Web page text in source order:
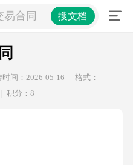
易合同 搜文档
时间：2026-05-16
格式：
积分：8